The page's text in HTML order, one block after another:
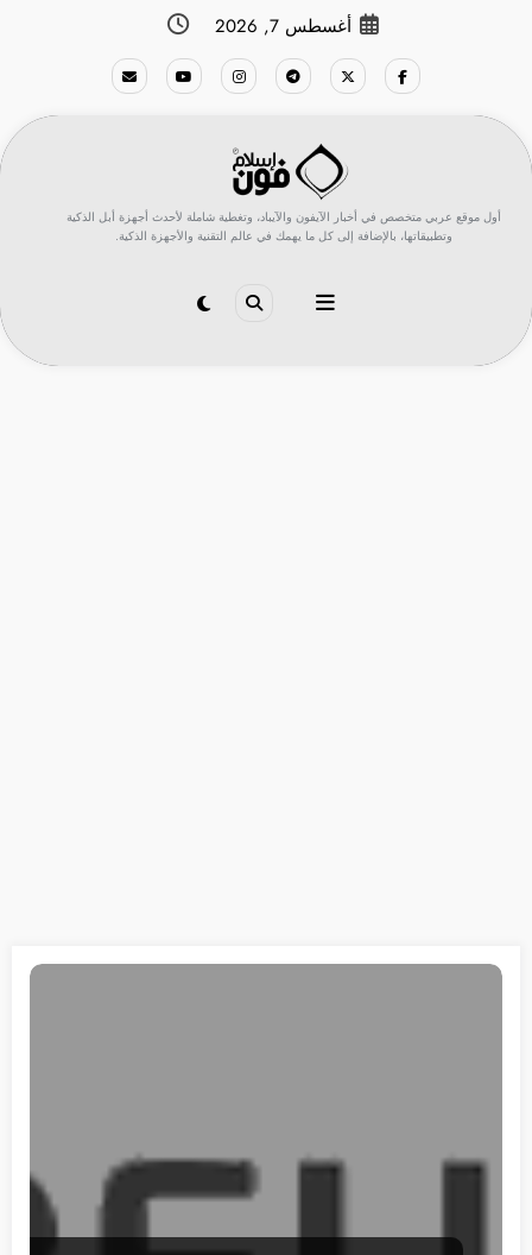
أغسطس 7, 2026
أول موقع عربي متخصص في أخبار الآيفون والآيباد، وتغطية شاملة لأحدث أجهزة أبل الذكية
وتطبيقاتها، بالإضافة إلى كل ما يهمك في عالم التقنية والأجهزة الذكية.